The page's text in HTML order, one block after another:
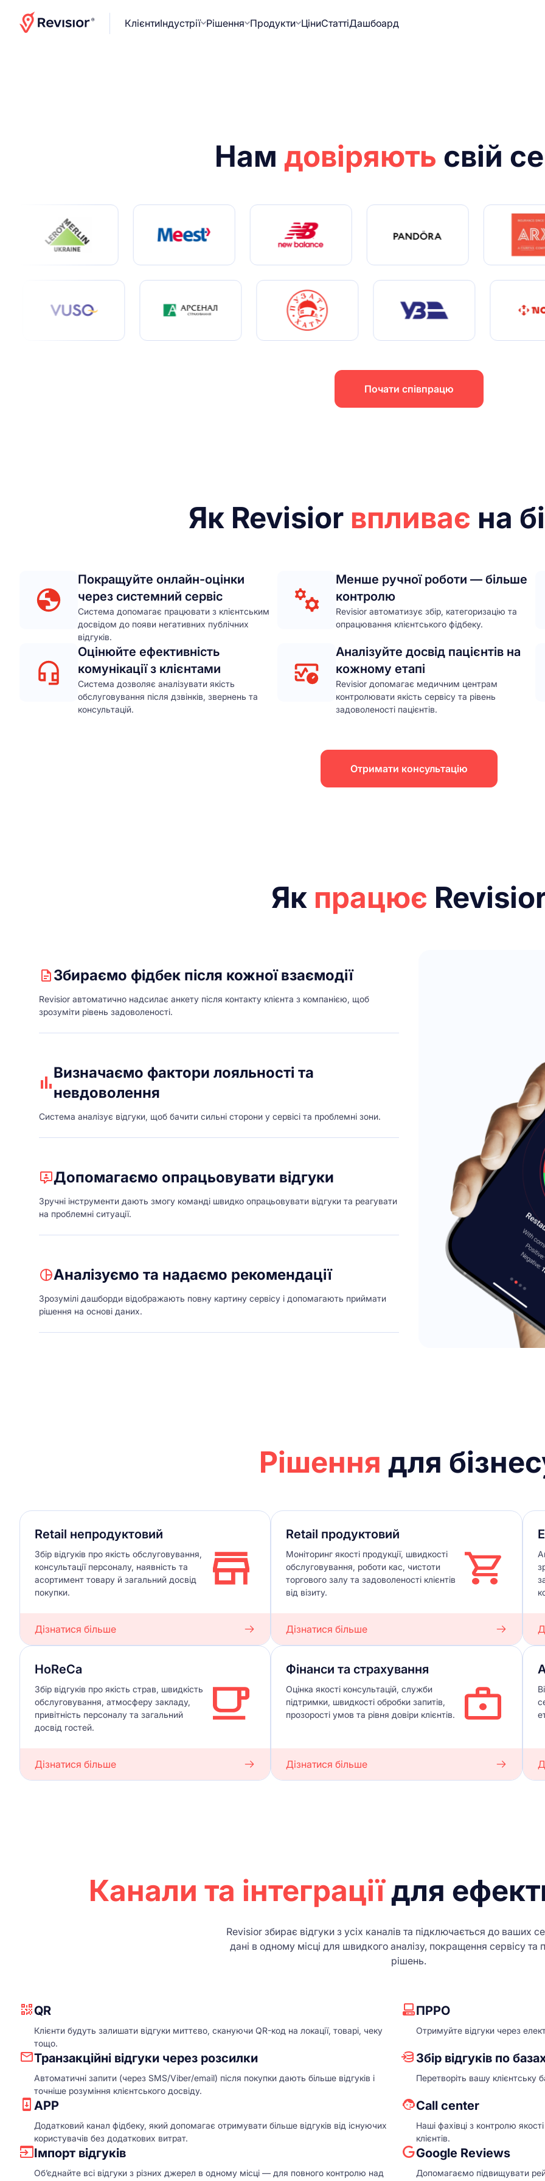
КлієнтиІндустрії Рішення Продукти ЦіниСтаттіДашбоард
Нам довіряють свій
Почати співпрацю
Як Revisior впливає на
Покращуйте онлайн-оцінки
через системний сервіс
Система допомагає працювати з клієнтським
досвідом до появи негативних публічних
відгуків.
Менше ручної роботи — більше
контролю
Revisior автоматизує збір, категоризацію та
опрацювання клієнтського фідбеку.
Оцінюйте ефективність
комунікації з клієнтами
Система дозволяє аналізувати якість
обслуговування після дзвінків, звернень та
консультацій.
Аналізуйте досвід пацієнтів на
кожному етапі
Revisior допомагає медичним центрам
контролювати якість сервісу та рівень
задоволеності пацієнтів.
Отримати консультацію
Як працює
Збираємо фідбек після кожної взаємодії
Revisior автоматично надсилає анкету після контакту клієнта з компанією, щоб
зрозуміти рівень задоволеності.
Визначаємо фактори лояльності та
невдоволення
Система аналізує відгуки, щоб бачити сильні сторони у сервісі та проблемні зони.
Допомагаємо опрацьовувати відгуки
Зручні інструменти дають змогу команді швидко опрацьовувати відгуки та реагувати
на проблемні ситуації.
Аналізуємо та надаємо рекомендації
Зрозумілі дашборди відображають повну картину сервісу і допомагають приймати
рішення на основі даних.
Рішення для
Retail непродуктовий
Збір відгуків про якість обслуговування,
консультації персоналу, наявність та
асортимент товару й загальний досвід
покупки.
Дізнатися більше
Retail продуктовий
Моніторинг якості продукції, швидкості
обслуговування, роботи кас, чистоти
торгового залу та задоволеності клієнтів
від візиту.
Дізнатися більше
HoReCa
Збір відгуків про якість страв, швидкість
обслуговування, атмосферу закладу,
привітність персоналу та загальний
досвід гостей.
Дізнатися більше
Фінанси та страхування
Оцінка якості консультацій, служби
підтримки, швидкості обробки запитів,
прозорості умов та рівня довіри клієнтів.
Дізнатися більше
Канали та інтеграціїдля
Revisior збирає відгуки з усіх каналів та підключається до ваших
дані в одному місці для швидкого аналізу, покращення сервісу та
рішень.
QR
Клієнти будуть залишати відгуки миттєво, скануючи QR-код на локації, товарі, чеку
тощо.
ПРРО
Отримуйте відгуки через
Транзакційні відгуки через розсилки
Автоматичні запити (через SMS/Viber/email) після покупки дають більше відгуків і
точніше розуміння клієнтського досвіду.
Збір відгуків по
Перетворіть вашу клієнтську
APP
Додатковий канал фідбеку, який допомагає отримувати більше відгуків від існуючих
користувачів без додаткових витрат.
Сall center
Наші фахівці з контролю
клієнтів.
Імпорт відгуків
Об’єднайте всі відгуки з різних джерел в одному місці — для повного контролю над
Google Reviews
Допомагаємо підвищувати